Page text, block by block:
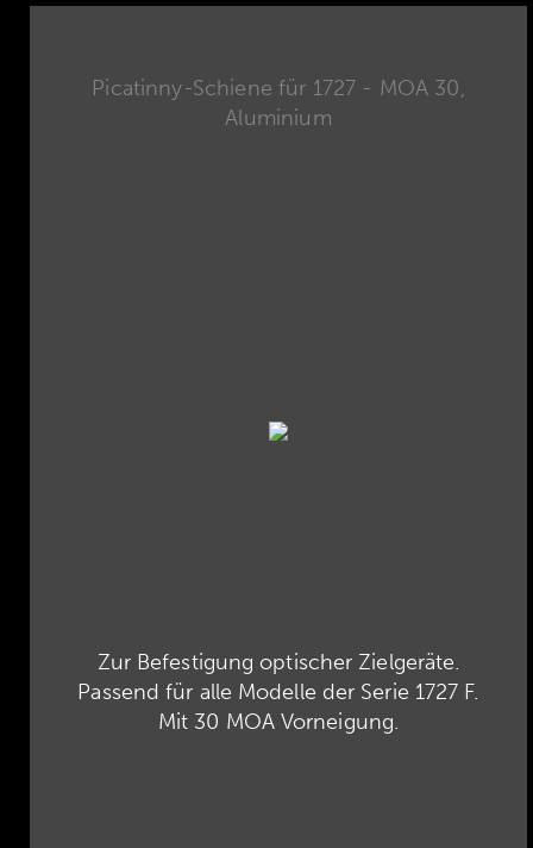
Picatinny-Schiene für 1727 - MOA 30,
Aluminium
Zur Befestigung optischer Zielgeräte.
Passend für alle Modelle der Serie 1727 F.
Mit 30 MOA Vorneigung.